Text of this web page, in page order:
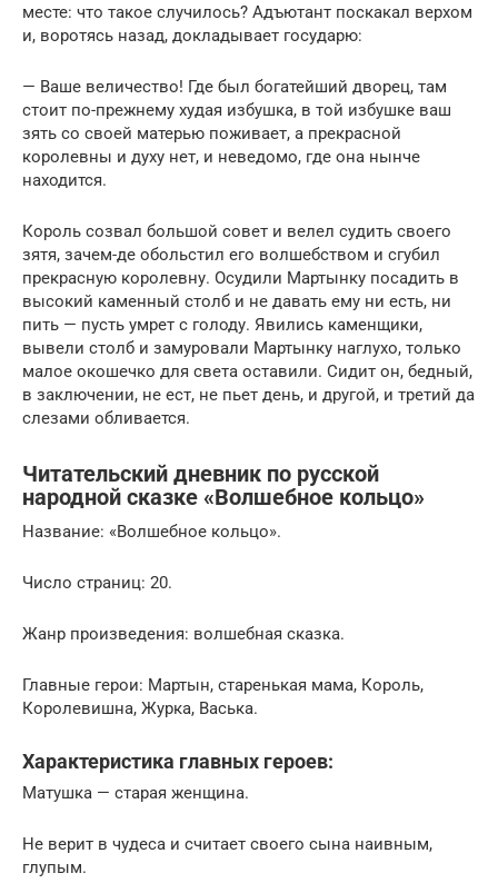
месте: что такое случилось? Адъютант поскакал верхом
и, воротясь назад, докладывает государю:
— Ваше величество! Где был богатейший дворец, там
стоит по-прежнему худая избушка, в той избушке ваш
зять со своей матерью поживает, а прекрасной
королевны и духу нет, и неведомо, где она нынче
находится.
Король созвал большой совет и велел судить своего
зятя, зачем-де обольстил его волшебством и сгубил
прекрасную королевну. Осудили Мартынку посадить в
высокий каменный столб и не давать ему ни есть, ни
пить — пусть умрет с голоду. Явились каменщики,
вывели столб и замуровали Мартынку наглухо, только
малое окошечко для света оставили. Сидит он, бедный,
в заключении, не ест, не пьет день, и другой, и третий да
слезами обливается.
Читательский дневник по русской
народной сказке «Волшебное кольцо»
Название: «Волшебное кольцо».
Число страниц: 20.
Жанр произведения: волшебная сказка.
Главные герои: Мартын, старенькая мама, Король,
Королевишна, Журка, Васька.
Характеристика главных героев:
Матушка — старая женщина.
Не верит в чудеса и считает своего сына наивным,
глупым.